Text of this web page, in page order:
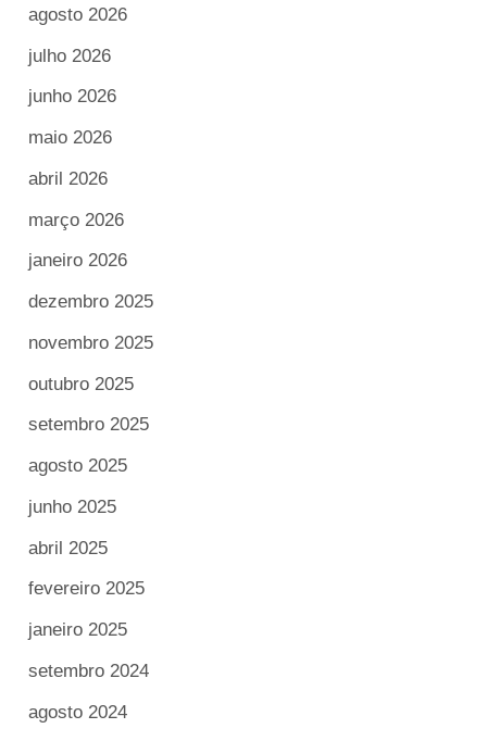
agosto 2026
julho 2026
junho 2026
maio 2026
abril 2026
março 2026
janeiro 2026
dezembro 2025
novembro 2025
outubro 2025
setembro 2025
agosto 2025
junho 2025
abril 2025
fevereiro 2025
janeiro 2025
setembro 2024
agosto 2024